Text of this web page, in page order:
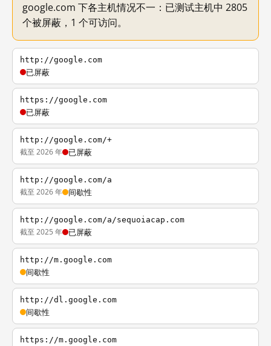
google.com 下各主机情况不一：已测试主机中 2805
个被屏蔽，1 个可访问。
http://google.com
已屏蔽
https://google.com
已屏蔽
http://google.com/+
截至 2026 年 已屏蔽
http://google.com/a
截至 2026 年 间歇性
http://google.com/a/sequoiacap.com
截至 2025 年 已屏蔽
http://m.google.com
间歇性
http://dl.google.com
间歇性
https://m.google.com